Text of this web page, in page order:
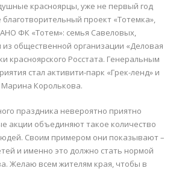
красноярцы, уже не первый год
проект «Тотемка»,
ФК «Тотем»: семья Савеловых,
общественной организации «Деловая
красноярского Росстата. Генеральным
стал активити-парк «Грек-ленд» и
Марина Королькова.
праздника невероятно приятно
акции объединяют такое количество
Своим примером они показывают –
и именно это должно стать нормой
Желаю всем жителям края, чтобы в